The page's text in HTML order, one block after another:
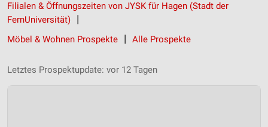
Filialen & Öffnungszeiten von JYSK für Hagen (Stadt der
FernUniversität)
Möbel & Wohnen Prospekte
Alle Prospekte
Letztes Prospektupdate: vor 12 Tagen